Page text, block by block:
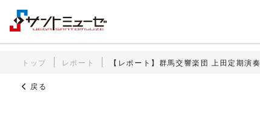
トップ レポート 【レポート】群馬交響楽団 上田定期
戻る